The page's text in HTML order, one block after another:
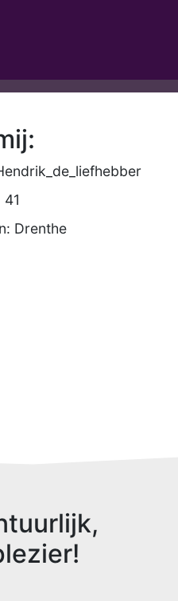
Drenthe